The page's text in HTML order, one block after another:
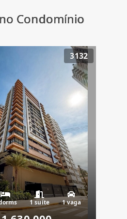
Condomínio
3132
1 suíte 1 vaga